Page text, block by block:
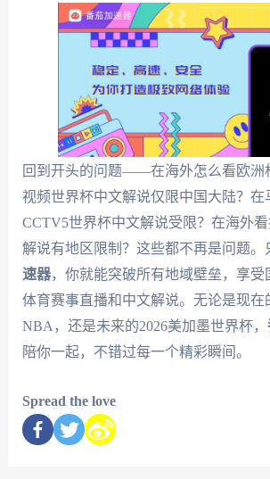
回到开头的问题——在海外怎么看欧洲
视频世界杯中文解说仅限中国大陆？在
CCTV5世界杯中文解说受限？在海外
解说有地区限制？这些都不再是问题。
速器，你就能突破所有地域壁垒，享受
体育赛事直播和中文解说。无论是现在
NBA，还是未来的2026美加墨世界杯，
陪你一起，不错过每一个精彩瞬间。
Spread the love